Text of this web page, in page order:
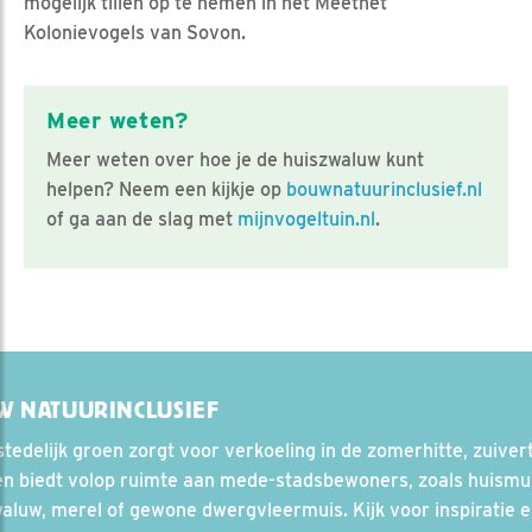
Kolonievogels van Sovon.
Meer weten?
Meer weten over hoe je de huiszwaluw kunt
helpen? Neem een kijkje op bouwnatuurinclusief.nl
of ga aan de slag met mijnvogeltuin.nl.
NATUURINCLUSIEF
groen zorgt voor verkoeling in de zomerhitte,
biedt volop ruimte aan mede-stadsbewoners, zoals
merel of gewone dwergvleermuis. Kijk voor inspiratie